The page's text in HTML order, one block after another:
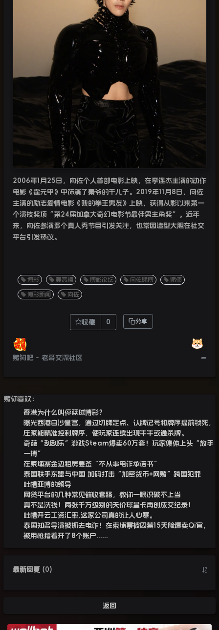
2006年1 月 25 日，向佐个人首部电影上映，在李连杰主演的动作
电影《霍元甲》中饰演了秦爷的干儿子。
2019年11 月 8 日，向佐
主演的励志爱情电影《我的拳王男友》上映，获得从影以来第一
个演技奖项“第24届加拿大奇幻电影节最佳男主角奖”。近年
来，向佐参演多个真人秀节目引发关注，也常因造型大胆在社交
平台引发热议。
博彩 美高梅 博彩论坛 向佐赌博 赌债
博彩新闻 向佐
收藏 0 分享
赌狗吧 - 老哥交流社区 ➦
赌你喜欢：
香港为什么叫停篮球博彩？
曝光西港白沙皇宫，通过切牌定点、认牌记号和牌序提前锁死，
庄家能精准控制牌序，使玩家连续出现牛牛或通杀牌。
奇葩“刮刮乐”游戏Steam爆卖60万套！玩家集体上头“放手
一搏”
在柬埔寨金边租房要签“不从事电诈承诺书”
泰国联手东盟与中国 加码打击“加密货币+网赌”跨国犯罪
吐槽亚博的领导
网贷平台的几种常见催收套路，教你一眼识破不上当
真不是洗钱！两张千万级别的天价球星卡再创成交纪录！
吐槽开云工资汇率,这家公司真的让人心寒。
泰国知名导演被抓去电诈！在柬埔寨被囚禁15天险遭卖Qi官，
被用枪指着开了8个账户......
最新回复 (0 )
返回